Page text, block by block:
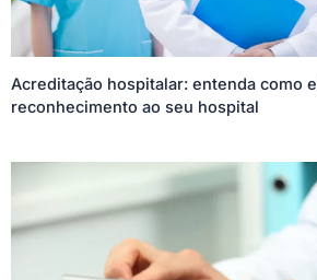
Acreditação hospitalar: entenda como
reconhecimento ao seu hospital